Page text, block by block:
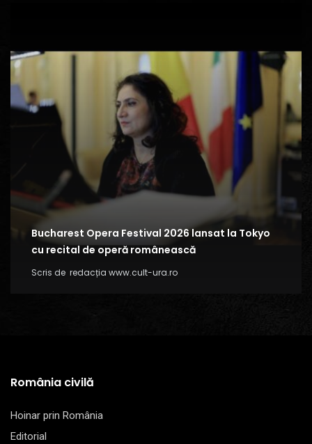
Bucharest Opera Festival 2026 lansat la Tokyo
cu recital de operă românească
Scris de redacția www.cult-ura.ro
România civilă
Hoinar prin România
Editorial